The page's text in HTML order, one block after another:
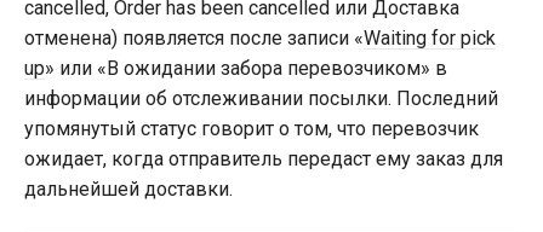
cancelled, Order has been cancelled или Доставка
отменена) появляется после записи «Waiting for pick
up» или «В ожидании забора перевозчиком» в
информации об отслеживании посылки. Последний
упомянутый статус говорит о том, что перевозчик
ожидает, когда отправитель передаст ему заказ для
дальнейшей доставки.